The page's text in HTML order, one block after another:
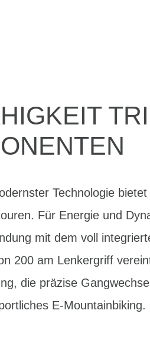
Technologie
Für Energie und
mit dem voll
200 am Lenkergriff
die präzise
E-Mountainbiking.